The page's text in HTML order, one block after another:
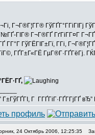
Г¬Г®Г¦Г­Г® ГўГҐГ°Г­ГіГІГј
ГІГ® Г¬Г®ГҐ ГґГіГ­Г¤Г
Г­Г°Г ГўГЁГІГ±Гї, Г­Гі,
ГҐГ±Г«ГЁ ГµГ®Г·ГҐГёГј.
Г±ГўГҐГІ, Г Г­ГҐГіГ·ГҐГ­ГјГҐ
24 Октябрь 2006, 12:25:35